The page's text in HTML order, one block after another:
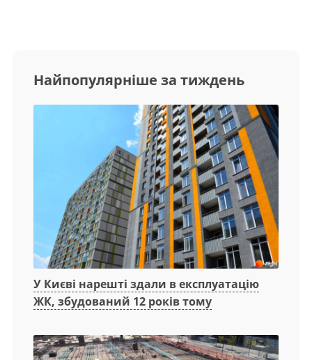
Найпопулярніше за тиждень
У Києві нарешті здали в експлуатацію
ЖК, збудований 12 років тому